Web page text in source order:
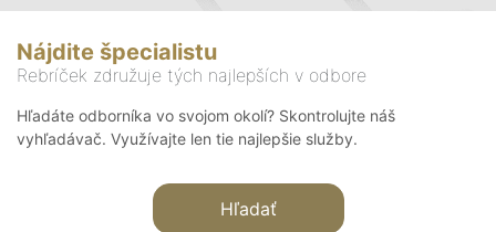
Nájdite špecialistu
Rebríček združuje tých najlepších v odbore
Hľadáte odborníka vo svojom okolí? Skontrolujte náš
vyhľadávač. Využívajte len tie najlepšie služby.
Hľadať